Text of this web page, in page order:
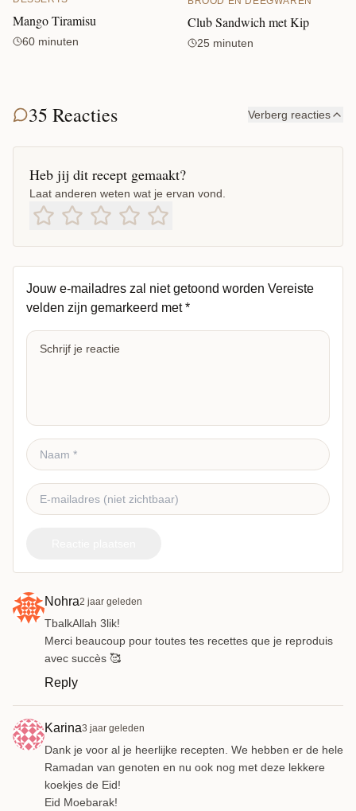
Mango Tiramisu
60 minuten
Club Sandwich met Kip
25 minuten
35 Reacties Verberg reacties
Heb jij dit recept gemaakt?
Laat anderen weten wat je ervan vond.
Jouw e-mailadres zal niet getoond worden Vereiste
velden zijn gemarkeerd met*
Nohra2 jaar geleden
TbalkAllah 3lik!
Merci beaucoup pour toutes tes recettes que je reproduis
avec succès 🥰
Reply
Karina3 jaar geleden
Dank je voor al je heerlijke recepten. We hebben er de hele
Ramadan van genoten en nu ook nog met deze lekkere
koekjes de Eid!
Eid Moebarak!